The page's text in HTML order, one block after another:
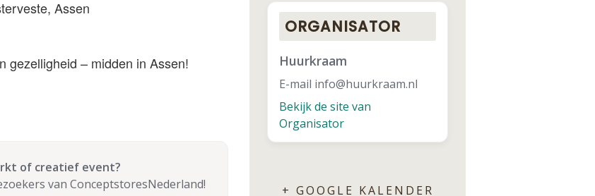
Assen
gezelligheid – midden in Assen!
of creatief event?
van ConceptstoresNederland!
ORGANISATOR
Huurkraam
E-mail info@huurkraam.nl
Bekijk de site van
Organisator
+ GOOGLE KALENDER